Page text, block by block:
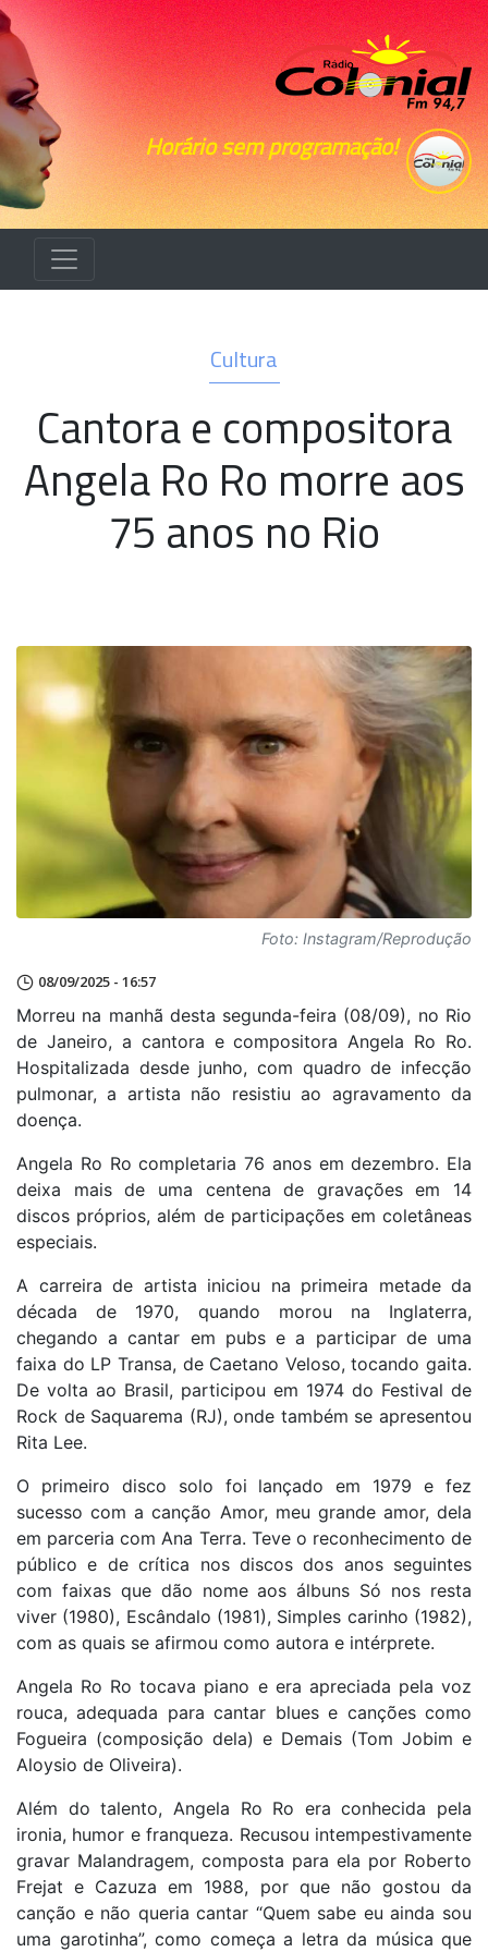
Horário sem programação!
Cultura
Cantora e compositora
Angela Ro Ro morre aos
75 anos no Rio
Foto: Instagram/Reprodução
08/09/2025 - 16:57
Morreu na manhã desta segunda-feira (08/09), no Rio
de Janeiro, a cantora e compositora Angela Ro Ro.
Hospitalizada desde junho, com quadro de infecção
pulmonar, a artista não resistiu ao agravamento da
doença.
Angela Ro Ro completaria 76 anos em dezembro. Ela
deixa mais de uma centena de gravações em 14
discos próprios, além de participações em coletâneas
especiais.
A carreira de artista iniciou na primeira metade da
década de 1970, quando morou na Inglaterra,
chegando a cantar em pubs e a participar de uma
faixa do LP Transa, de Caetano Veloso, tocando gaita.
De volta ao Brasil, participou em 1974 do Festival de
Rock de Saquarema (RJ), onde também se apresentou
Rita Lee.
O primeiro disco solo foi lançado em 1979 e fez
sucesso com a canção Amor, meu grande amor, dela
em parceria com Ana Terra. Teve o reconhecimento de
público e de crítica nos discos dos anos seguintes
com faixas que dão nome aos álbuns Só nos resta
viver (1980), Escândalo (1981), Simples carinho (1982),
com as quais se afirmou como autora e intérprete.
Angela Ro Ro tocava piano e era apreciada pela voz
rouca, adequada para cantar blues e canções como
Fogueira (composição dela) e Demais (Tom Jobim e
Aloysio de Oliveira).
Além do talento, Angela Ro Ro era conhecida pela
ironia, humor e franqueza. Recusou intempestivamente
gravar Malandragem, composta para ela por Roberto
Frejat e Cazuza em 1988, por que não gostou da
canção e não queria cantar “Quem sabe eu ainda sou
uma garotinha”, como começa a letra da música que